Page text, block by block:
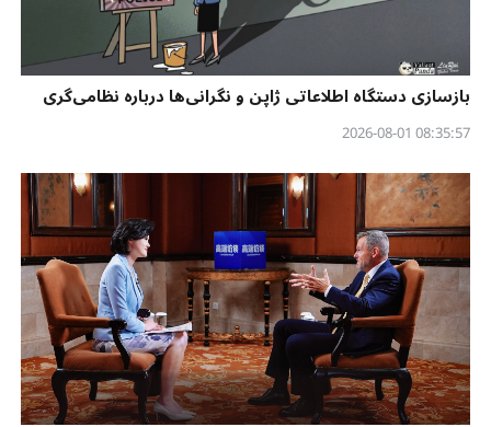
بازسازی دستگاه اطلاعاتی ژاپن و نگرانی‌ها درباره نظامی‌گری
08:35:57 2026-08-01